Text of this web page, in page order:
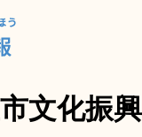
文化振興